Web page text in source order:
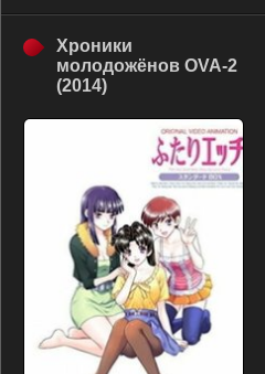
Хроники
молодожёнов OVA-2
(2014)